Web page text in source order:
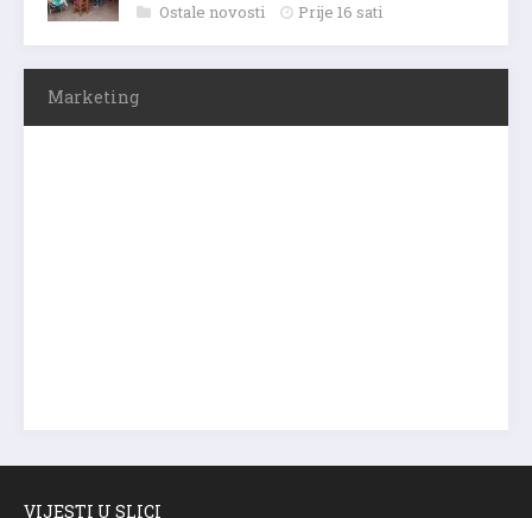
Ostale novosti Prije 16 sati
Marketing
VIJESTI U SLICI